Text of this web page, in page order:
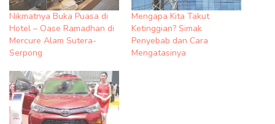
Nikmatnya Buka Puasa di
Hotel – Oase Ramadhan di
Mercure Alam Sutera-
Serpong
Mengapa Kita Takut
Ketinggian? Simak
Penyebab dan Cara
Mengatasinya